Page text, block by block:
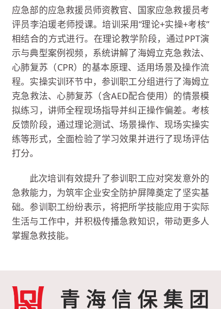
应急部的应急救援员师资教官、国家应急救援员考
评员李泊瑗老师授课。培训采用“理论+实操+考核”
相结合的方式进行。在理论教学阶段，通过PPT演
示与典型案例视频，系统讲解了海姆立克急救法、
心肺复苏（CPR）的基本原理、适用场景及操作流
程。实操实训环节中，参训职工分组进行了海姆立
克急救法、心肺复苏（含AED配合使用）的情景模
拟练习，讲师全程现场指导并纠正操作偏差。考核
反馈阶段，通过理论测试、场景操作、现场实操实
练等形式，全面检验了学习效果并进行了现场评估
打分。
此次培训有效提升了参训职工应对突发意外的
急救能力，为筑牢企业安全防护屏障奠定了坚实基
础。参训职工纷纷表示，将把所学技能应用于实际
生活与工作中，并积极传播急救知识，带动更多人
掌握急救技能。